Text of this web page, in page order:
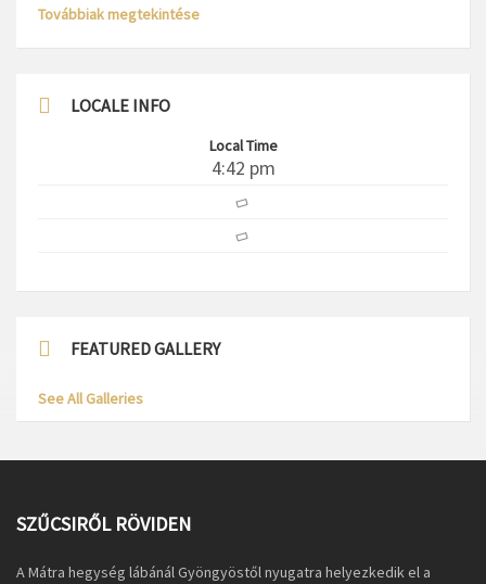
Továbbiak megtekintése
LOCALE INFO
Local Time
4:42 pm
FEATURED GALLERY
See All Galleries
SZŰCSIRŐL RÖVIDEN
A Mátra hegység lábánál Gyöngyöstől nyugatra helyezkedik el a